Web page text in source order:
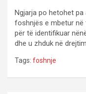
Ngjarja po hetohet
foshnjës e mbetur në
për të identifikuar
dhe u zhduk në
Tags: foshnje